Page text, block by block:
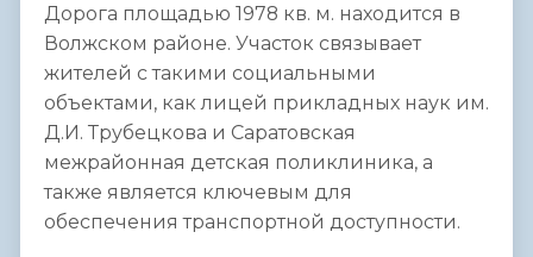
Дорога площадью 1978 кв. м. находится в
Волжском районе. Участок связывает
жителей с такими социальными
объектами, как лицей прикладных наук им.
Д.И. Трубецкова и Саратовская
межрайонная детская поликлиника, а
также является ключевым для
обеспечения транспортной доступности.